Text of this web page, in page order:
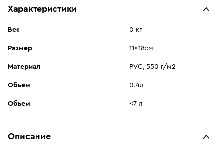
Характеристики
Вес 0 кг
Размер 11x18см
Материал PVC, 550 г/м2
Объем 0.4л
Объем <7 л
Описание